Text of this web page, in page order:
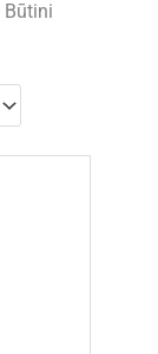
Būtini